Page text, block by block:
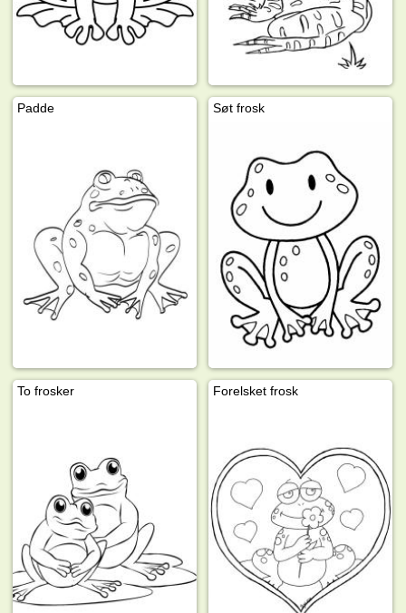
Padde Søt frosk
To frosker Forelsket frosk